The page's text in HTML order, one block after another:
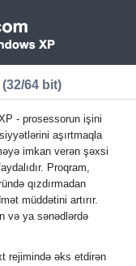
64 bit)
- prosessorun işini
aşırtmaqla
imkan verən şəxsi
Proqram,
qızdırmadan
müddətini artırır.
və ya sənədlərdə
rejimində əks etdirən